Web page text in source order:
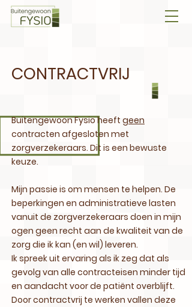
CONTRACTVRIJ
Buitengewoon Fysio heeft geen
contracten afgesloten met
zorgverzekeraars. Dit is een bewuste
keuze.
Mijn passie is om mensen te helpen. De
beperkingen en administratieve lasten
vanuit de zorgverzekeraars doen in mijn
ogen geen recht aan de kwaliteit van de
zorg die ik kan (en wil) leveren.
Ik spreek uit ervaring als ik zeg dat als
gevolg van alle contracteisen minder tijd
en aandacht voor de patiënt overblijft.
Door contractvrij te werken vallen deze